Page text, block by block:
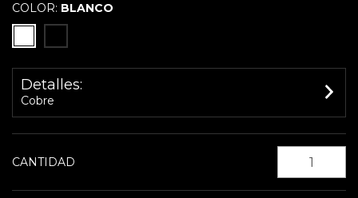
COLOR: BLANCO
Detalles:
Cobre
CANTIDAD